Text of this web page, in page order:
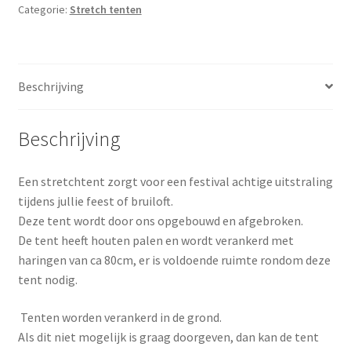
10x10
Categorie: Stretch tenten
Beschrijving
Beschrijving
Een stretchtent zorgt voor een festival achtige uitstraling
tijdens jullie feest of bruiloft.
Deze tent wordt door ons opgebouwd en afgebroken.
De tent heeft houten palen en wordt verankerd met
haringen van ca 80cm, er is voldoende ruimte rondom deze
tent nodig.
Tenten worden verankerd in de grond.
Als dit niet mogelijk is graag doorgeven, dan kan de tent